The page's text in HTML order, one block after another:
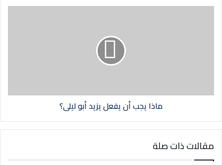
ماذا يجب أن يفعل يزيد أبو ليلى؟
مقالات ذات صلة